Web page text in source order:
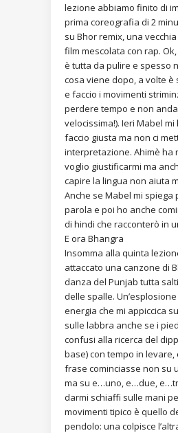
lezione abbiamo finito di
prima coreografia di 2
su Bhor remix, una
film mescolata con rap.
è tutta da pulire e spesso
cosa viene dopo, a volte è
e faccio i movimenti
perdere tempo e non
velocissima!). Ieri Mabel
faccio giusta ma non ci
interpretazione. Ahimè ha
voglio giustificarmi ma
capire la lingua non aiuta
Anche se Mabel mi spiega
parola e poi ho anche
di hindi che racconterò in
E ora Bhangra
Insomma alla quinta
attaccato una canzone di
danza del Punjab tutta
delle spalle.
energia che mi appiccica
sulle labbra anche se i
confusi alla ricerca del
base) con tempo in levare,
frase cominciasse non su
ma su e…uno, e…due,
darmi schiaffi sulle mani
movimenti tipico è quello
pendolo: una colpisce